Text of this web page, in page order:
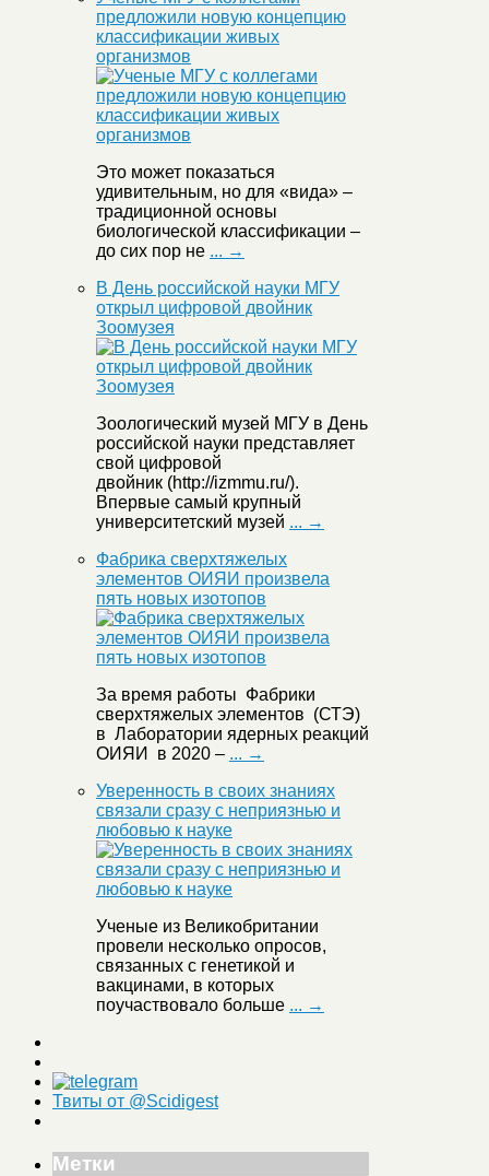
предложили новую концепцию
классификации живых
организмов
Это может показаться
удивительным, но для «вида» –
традиционной основы
биологической классификации –
до сих пор не ... →
В День российской науки МГУ
открыл цифровой двойник
Зоомузея
Зоологический музей МГУ в День
российской науки представляет
свой цифровой
двойник (http://izmmu.ru/).
Впервые самый крупный
университетский музей ... →
Фабрика сверхтяжелых
элементов ОИЯИ произвела
пять новых изотопов
За время работы Фабрики
сверхтяжелых элементов (СТЭ)
в Лаборатории ядерных реакций
ОИЯИ в 2020 – ... →
Уверенность в своих знаниях
связали сразу с неприязнью и
любовью к науке
Ученые из Великобритании
провели несколько опросов,
связанных с генетикой и
вакцинами, в которых
поучаствовало больше ... →
Твиты от @Scidigest
Метки